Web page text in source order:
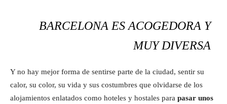
BARCELONA ES ACOGEDORA Y
MUY DIVERSA
Y no hay mejor forma de sentirse parte de la ciudad, sentir su
calor, su color, su vida y sus costumbres que olvidarse de los
alojamientos enlatados como hoteles y hostales para pasar unos